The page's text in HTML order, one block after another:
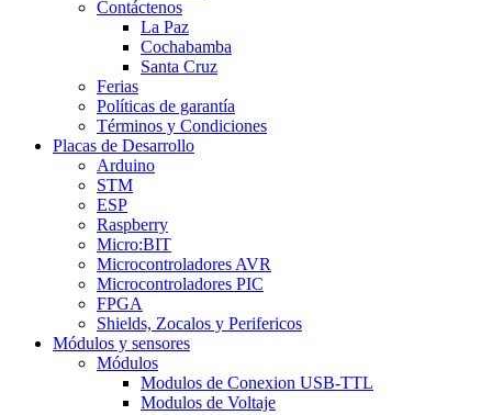
Contáctenos
La Paz
Cochabamba
Santa Cruz
Ferias
Políticas de garantía
Términos y Condiciones
Placas de Desarrollo
Arduino
STM
ESP
Raspberry
Micro:BIT
Microcontroladores AVR
Microcontroladores PIC
FPGA
Shields, Zocalos y Perifericos
Módulos y sensores
Módulos
Modulos de Conexion USB-TTL
Modulos de Voltaje